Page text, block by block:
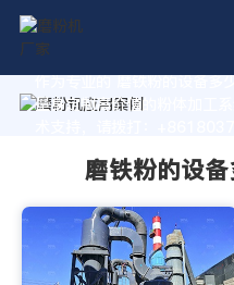
作为专业的 磨铁粉的设备多
量身定制高价值的粉体加工
磨铁粉的设